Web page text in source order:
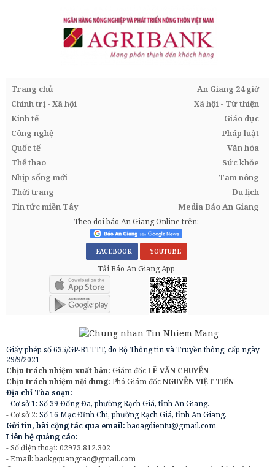
Trang chủ
An Giang 24 giờ
Chính trị - Xã hội
Xã hội - Từ thiện
Kinh tế
Giáo dục
Công nghệ
Pháp luật
Quốc tế
Văn hóa
Thể thao
Sức khỏe
Nhịp sống mới
Tam nông
Thời trang
Du lịch
Tin tức miền Tây
Media Báo An Giang
Theo dõi báo An Giang Online trên:
FACEBOOK YOUTUBE
Tải Báo An Giang App
Giấy phép số 635/GP-BTTTT, do Bộ Thông tin và Truyền thông, cấp ngày
29/9/2021
Chịu trách nhiệm xuất bản: Giám đốcLÊ VĂN CHUYỂN
Chịu trách nhiệm nội dung: Phó Giám đốcNGUYỄN VIỆT TIẾN
Địa chỉ Tòa soạn:
- Cơ sở 1: Số 39 Đống Đa, phường Rạch Giá, tỉnh An Giang.
- Cơ sở 2: Số 16 Mạc Đĩnh Chi, phường Rạch Giá, tỉnh An Giang.
Gửi tin, bài cộng tác qua email:baoagdientu@gmail.com
Liên hệ quảng cáo:
- Số điện thoại: 02973.812.302
- Email:baokgquangcao@gmail.com